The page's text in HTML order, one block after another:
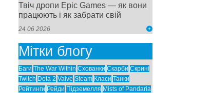
Твіч дропи Epic Games — як вони
працюють і як забрати свій
24 06 2026
Мітки блогу
Баги The War Within Схованки Скарби Скрині
Twitch Dota 2 Valve Steam Класи Танки
Рейтинги Рейди Підземелля Mists of Pandaria